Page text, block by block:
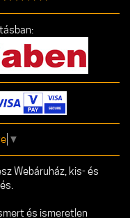
▼
Webáruház, kis- és
és ismeretlen